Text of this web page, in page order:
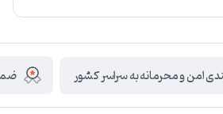
امن و محرمانه به سراسر کشور